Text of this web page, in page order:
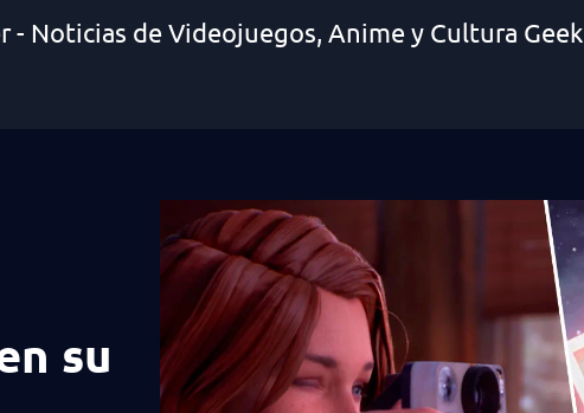
- Noticias de Videojuegos, Anime y Cultura Geek
su